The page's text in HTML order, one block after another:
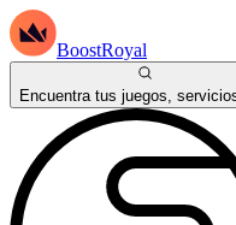
BoostRoyal
Encuentra tus juegos,